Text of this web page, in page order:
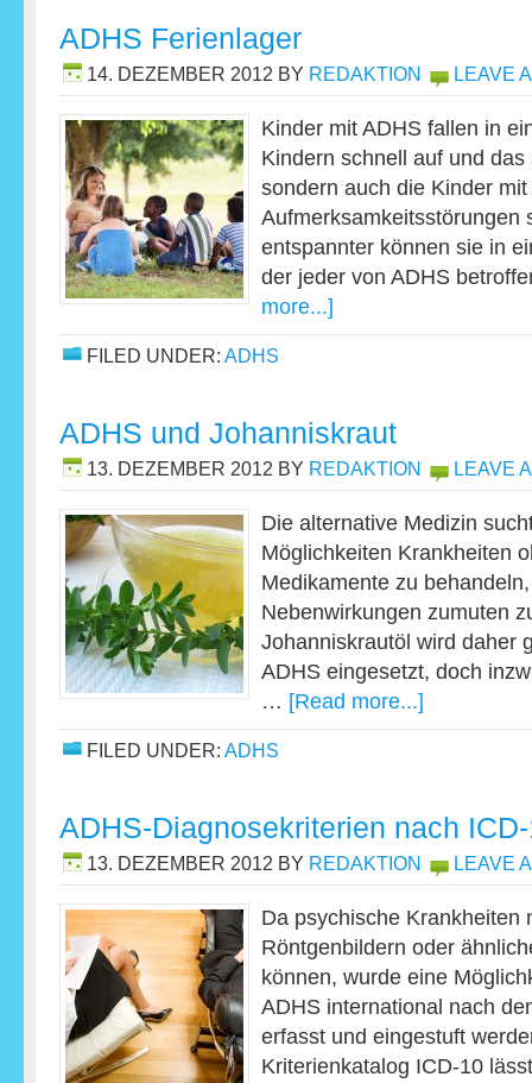
ADHS Ferienlager
14. DEZEMBER 2012 BY REDAKTION LEAVE
Kinder mit ADHS fallen in
Kindern schnell auf und
sondern auch die Kinder mit
Aufmerksamkeitsstörungen
entspannter können sie in
der jeder von ADHS
more...]
FILED UNDER: ADHS
ADHS und Johanniskraut
13. DEZEMBER 2012 BY REDAKTION LEAVE
Die alternative Medizin
Möglichkeiten Krankheiten
Medikamente zu
Nebenwirkungen zumuten
Johanniskrautöl wird daher
ADHS eingesetzt, doch
… [Read more...]
FILED UNDER: ADHS
ADHS-Diagnosekriterien nach
13. DEZEMBER 2012 BY REDAKTION LEAVE
Da psychische Krankheiten
Röntgenbildern oder
können, wurde eine
ADHS international nach
erfasst und eingestuft
Kriterienkatalog ICD-10